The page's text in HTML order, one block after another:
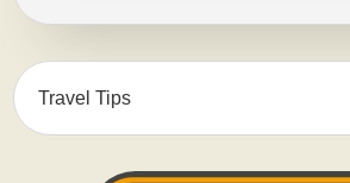
Travel Tips